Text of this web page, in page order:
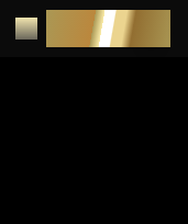
DEPUNERE